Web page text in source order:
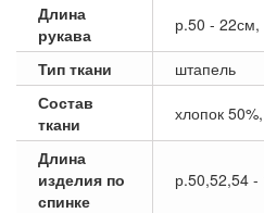
Длина
рукава
р.50 -
Тип ткани
штапель
Состав
ткани
хлопок
Длина
изделия по
спинке
р.50,52,54